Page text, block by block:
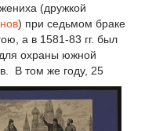
(дружкой
) при седьмом браке
а в 1581-83 гг. был
охраны южной
В том же году, 25